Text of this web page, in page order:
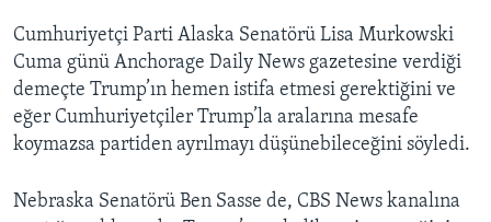
Cumhuriyetçi Parti Alaska Senatörü Lisa Murkowski
Cuma günü Anchorage Daily News gazetesine verdiği
demeçte Trump’ın hemen istifa etmesi gerektiğini ve
eğer Cumhuriyetçiler Trump’la aralarına mesafe
koymazsa partiden ayrılmayı düşünebileceğini söyledi.
Nebraska Senatörü Ben Sasse de, CBS News kanalına